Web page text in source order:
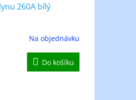
260A bílý
Na objednávku
Do košíku